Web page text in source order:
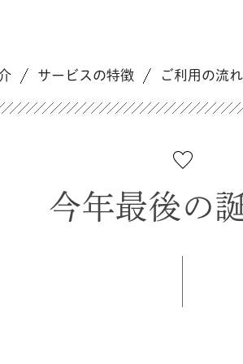
サービスの特徴 ご利用の流れ
今年最後の